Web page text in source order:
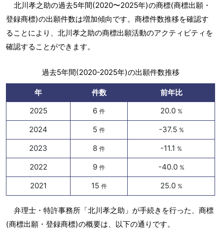
北川孝之助の過去5年間(2020〜2025年)の商標(商標出願・
登録商標)の出願件数は増加傾向です。商標件数推移を確認す
ることにより、北川孝之助の商標出願活動のアクティビティを
確認することができます。
過去5年間(2020-2025年)の出願件数推移
年 件数
前年比
2025
6 件 20.0 %
2024 5 件 -37.5 %
2023 8 件 -11.1 %
2022 9 件 -40.0 %
2021 15 件 25.0 %
弁理士・特許事務所「北川孝之助」が手続きを行った、商標
(商標出願・登録商標)の概要は、以下の通りです。